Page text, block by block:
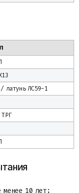
латунь ЛС59-1
менее 10 лет;